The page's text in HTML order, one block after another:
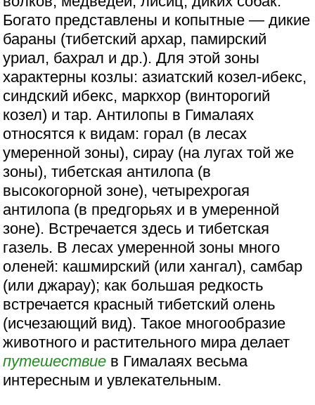
Богато представлены и копытные — дикие
бараны (тибетский архар, памирский
уриал, бахрал и др.). Для этой зоны
характерны козлы: азиатский козел-ибекс,
синдский ибекс, маркхор (винторогий
козел) и тар. Антилопы в Гималаях
относятся к видам: горал (в лесах
умеренной зоны), сирау (на лугах той же
зоны), тибетская антилопа (в
высокогорной зоне), четырехрогая
антилопа (в предгорьях и в умеренной
зоне). Встречается здесь и тибетская
газель. В лесах умеренной зоны много
оленей: кашмирский (или хангал), самбар
(или джарау); как большая редкость
встречается красный тибетский олень
(исчезающий вид). Такое многообразие
животного и растительного мира делает
путешествие в Гималаях весьма
интересным и увлекательным.